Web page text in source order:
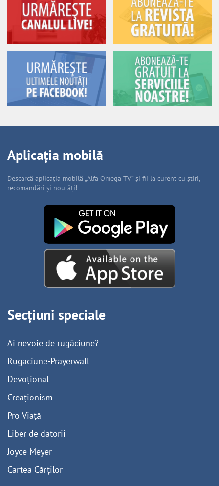
Aplicația mobilă
Descarcă aplicația mobilă „Alfa Omega TV” și fii la curent cu știri,
recomandări și noutăți!
Secțiuni speciale
Ai nevoie de rugăciune?
Rugaciune-Prayerwall
Devoțional
Creaționism
Pro-Viață
Liber de datorii
Joyce Meyer
Cartea Cărților